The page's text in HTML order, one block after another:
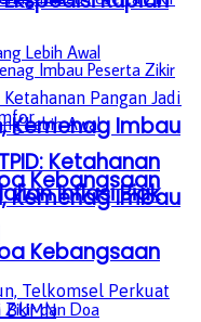
Kemenag Imbau
Kebangsaan
Kemenag Imbau
Kebangsaan
Ketahanan
Inflasi Biak